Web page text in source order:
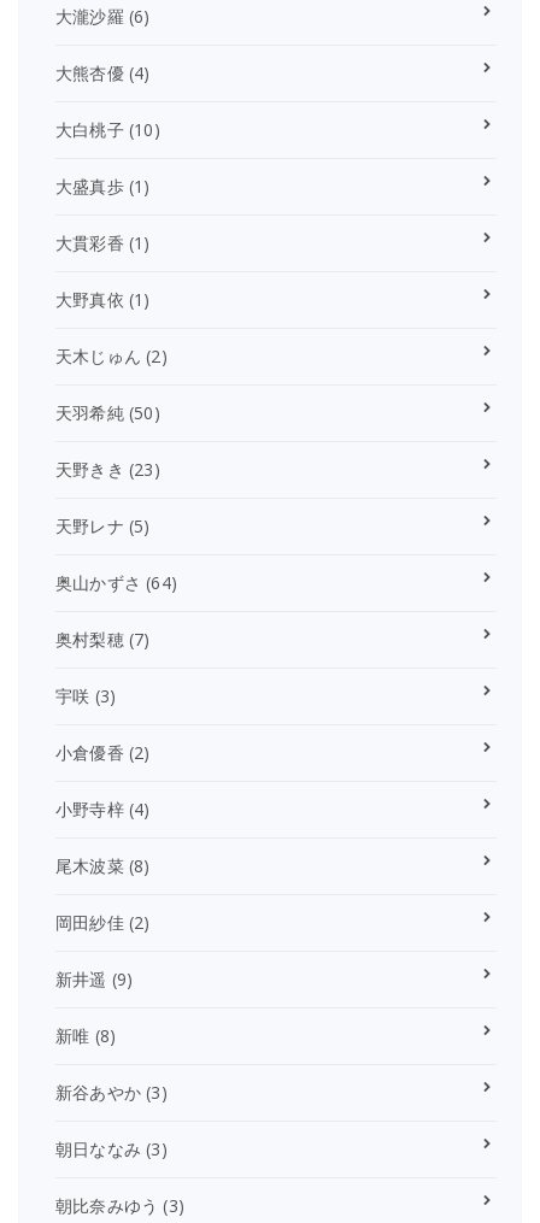
大瀧沙羅 (6)
大熊杏優(4)
大白桃子(10)
大盛真歩(1)
大貫彩香 (1)
大野真依 (1)
天木じゅん (2)
天羽希純(50)
天野きき (23)
天野レナ (5)
奥山かずさ (64)
奥村梨穂(7)
宇咲 (3)
小倉優香 (2)
小野寺梓(4)
尾木波菜(8)
岡田紗佳(2)
新井遥 (9)
新唯 (8)
新谷あやか (3)
朝日ななみ (3)
朝比奈みゆう (3)